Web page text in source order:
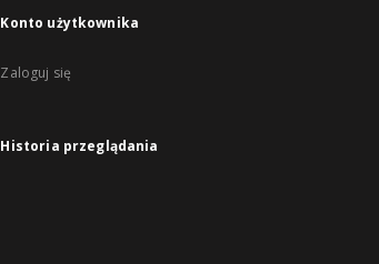
Konto użytkownika
Zaloguj się
Historia przeglądania